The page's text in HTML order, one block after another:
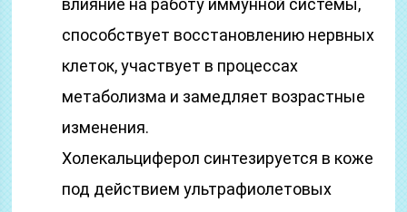
влияние на работу иммунной системы,
способствует восстановлению нервных
клеток, участвует в процессах
метаболизма и замедляет возрастные
изменения.
Холекальциферол синтезируется в коже
под действием ультрафиолетовых